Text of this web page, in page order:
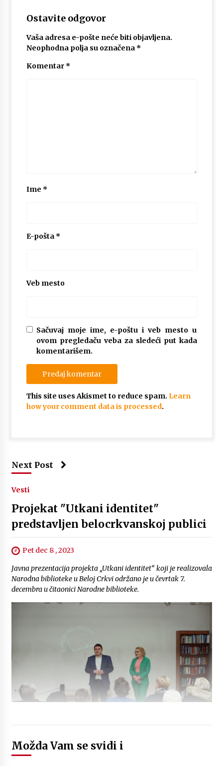
Ostavite odgovor
Vaša adresa e-pošte neće biti objavljena.
Neophodna polja su označena *
Komentar *
Ime *
E-pošta *
Veb mesto
Sačuvaj moje ime, e-poštu i veb mesto u
ovom pregledaču veba za sledeći put kada
komentarišem.
This site uses Akismet to reduce spam. Learn
how your comment data is processed.
Next Post
Vesti
Projekat "Utkani identitet"
predstavljen belocrkvanskoj publici
Pet dec 8 , 2023
Javna prezentacija projekta „Utkani identitet“ koji je realizovala
Narodna biblioteke u Beloj Crkvi održano je u čevrtak 7.
decembra u čitaonici Narodne biblioteke.
Možda Vam se svidi i